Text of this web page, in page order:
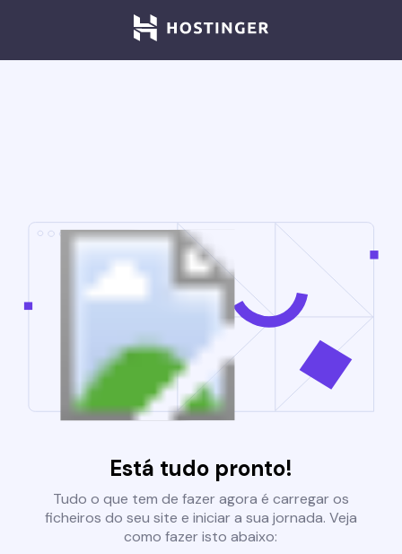
Está tudo pronto!
Tudo o que tem de fazer agora é carregar os
ficheiros do seu site e iniciar a sua jornada. Veja
como fazer isto abaixo: